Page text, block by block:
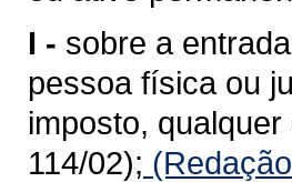
I - sobre a
pessoa física ou
imposto,
114/02);